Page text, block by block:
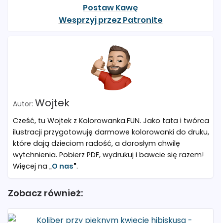
Postaw Kawę
Wesprzyj przez Patronite
Wojtek
Cześć, tu Wojtek z Kolorowanka.FUN. Jako tata i twórca
ilustracji przygotowuję darmowe kolorowanki do druku,
które dają dzieciom radość, a dorosłym chwilę
wytchnienia. Pobierz PDF, wydrukuj i bawcie się razem!
Więcej na „O nas".
Zobacz również: